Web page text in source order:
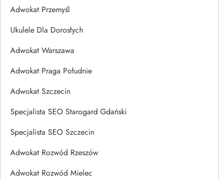
Adwokat Przemyśl
Ukulele Dla Dorosłych
Adwokat Warszawa
Adwokat Praga Południe
Adwokat Szczecin
Specjalista SEO Starogard Gdański
Specjalista SEO Szczecin
Adwokat Rozwód Rzeszów
Adwokat Rozwód Mielec